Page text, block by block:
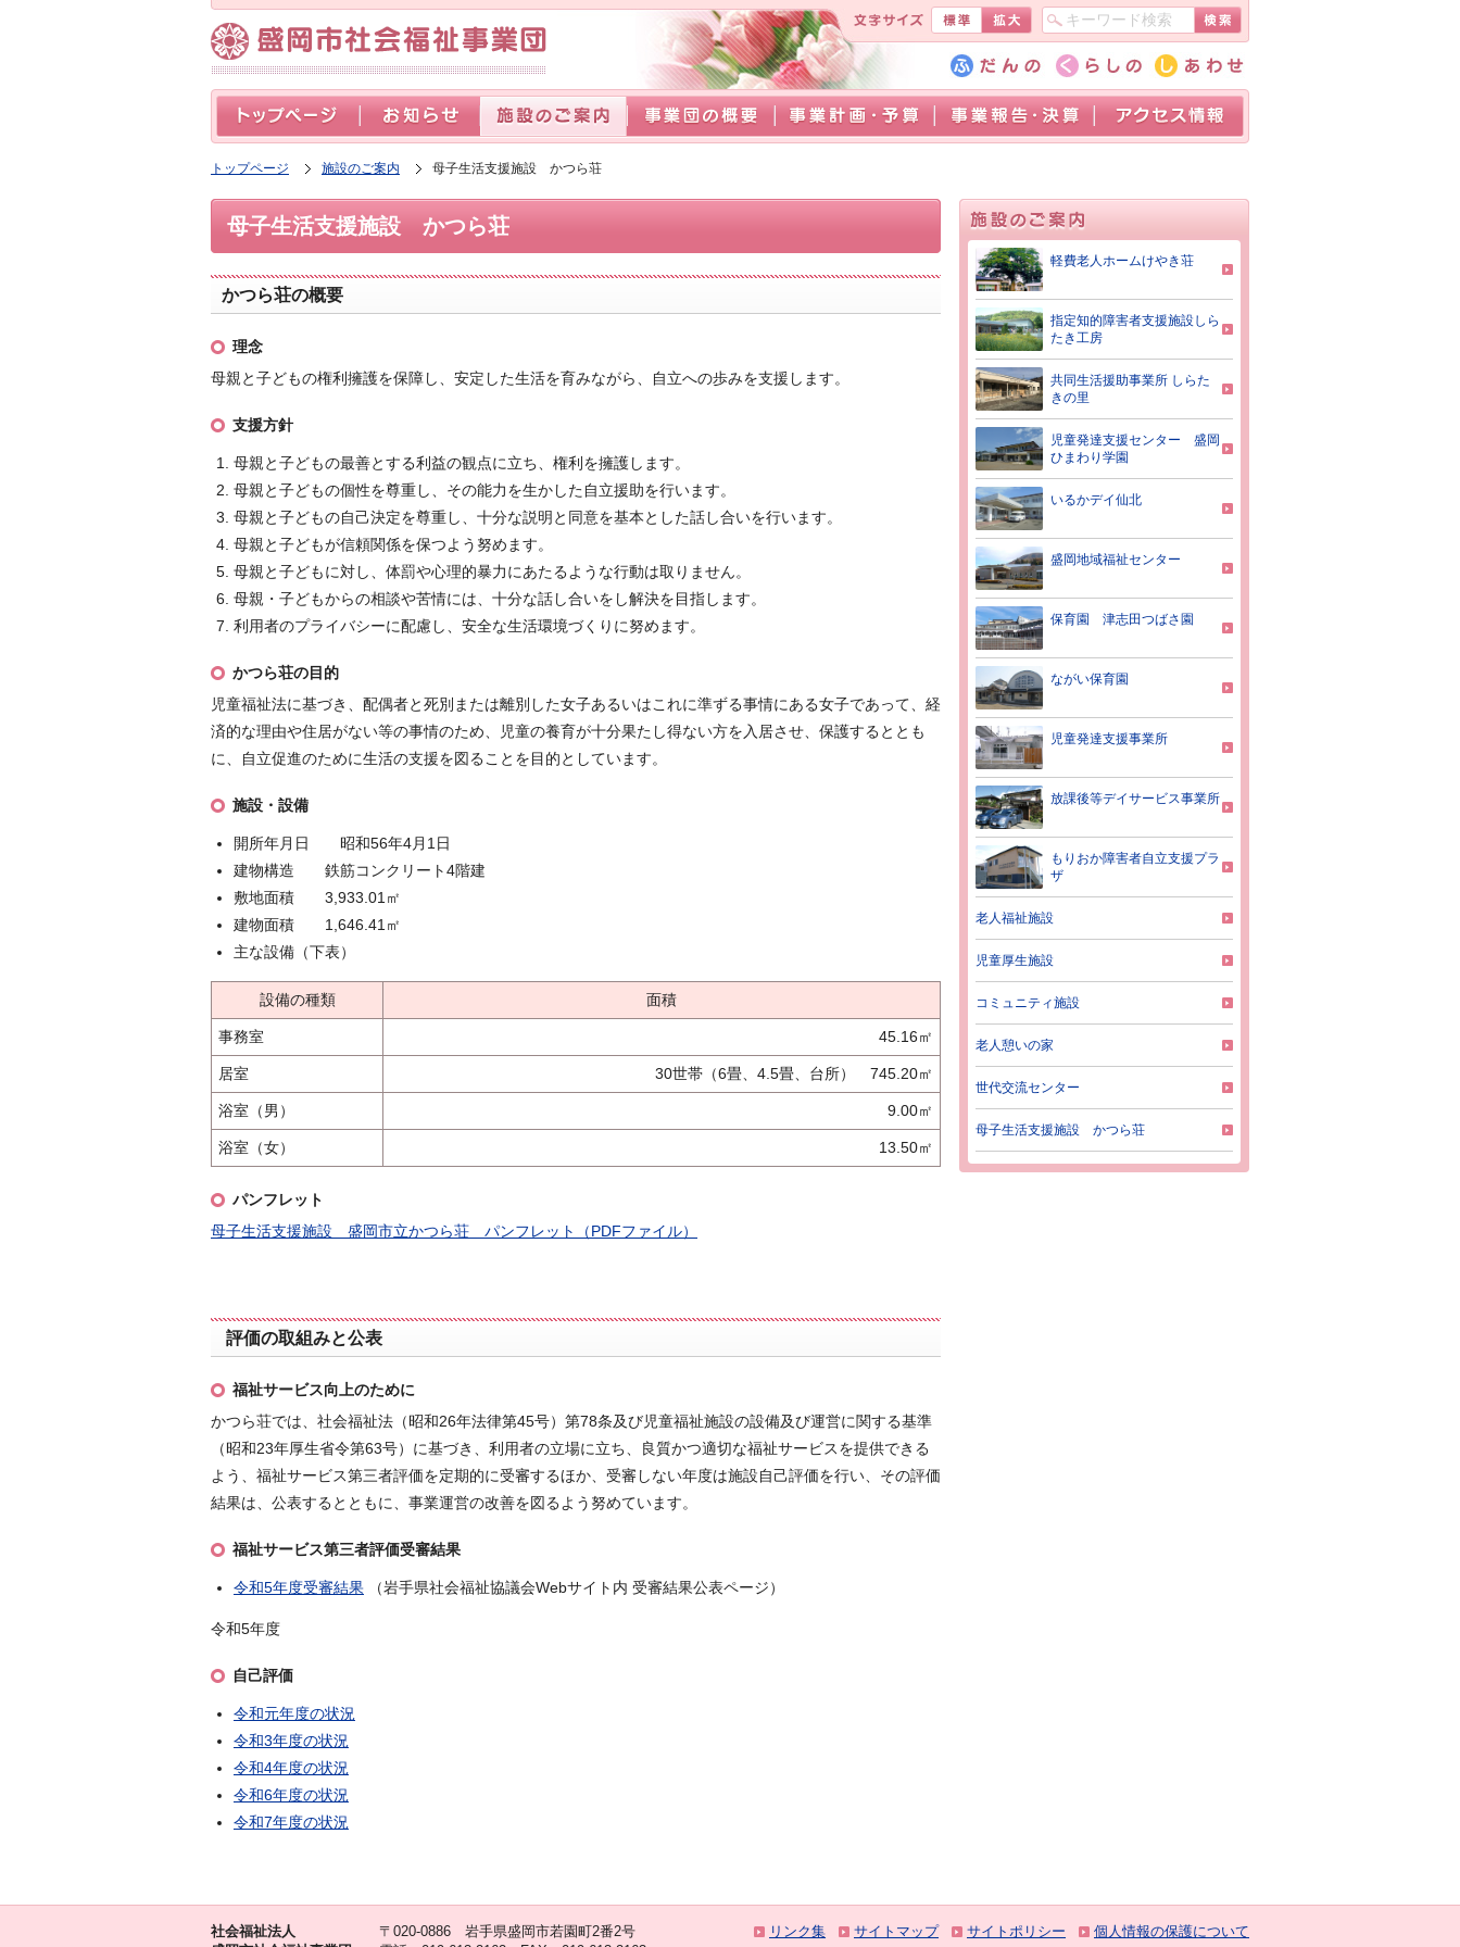
母子生活支援施設 かつら荘
トップページ 施設のご案内 母子生活支援施設 かつら荘
かつら荘の概要
理念
母親と子どもの権利擁護を保障し、安定した生活を育みながら、自立への歩みを支援します。
支援方針
母親と子どもの最善とする利益の観点に立ち、権利を擁護します。
母親と子どもの個性を尊重し、その能力を生かした自立援助を行います。
母親と子どもの自己決定を尊重し、十分な説明と同意を基本とした話し合いを行います。
母親と子どもが信頼関係を保つよう努めます。
母親と子どもに対し、体罰や心理的暴力にあたるような行動は取りません。
母親・子どもからの相談や苦情には、十分な話し合いをし解決を目指します。
利用者のプライバシーに配慮し、安全な生活環境づくりに努めます。
かつら荘の目的
児童福祉法に基づき、配偶者と死別または離別した女子あるいはこれに準ずる事情にある女子であって、経
済的な理由や住居がない等の事情のため、児童の養育が十分果たし得ない方を入居させ、保護するととも
に、自立促進のために生活の支援を図ることを目的としています。
施設・設備
開所年月日 昭和56年4月1日
建物構造 鉄筋コンクリート4階建
敷地面積 3,933.01㎡
建物面積 1,646.41㎡
主な設備（下表）
設備の種類 面積
事務室 45.16㎡
居室 30世帯（6畳、4.5畳、台所） 745.20㎡
浴室（男） 9.00㎡
浴室（女） 13.50㎡
パンフレット
母子生活支援施設 盛岡市立かつら荘 パンフレット（PDFファイル）
評価の取組みと公表
福祉サービス向上のために
かつら荘では、社会福祉法（昭和26年法律第45号）第78条及び児童福祉施設の設備及び運営に関する基準
（昭和23年厚生省令第63号）に基づき、利用者の立場に立ち、良質かつ適切な福祉サービスを提供できる
よう、福祉サービス第三者評価を定期的に受審するほか、受審しない年度は施設自己評価を行い、その評価
結果は、公表するとともに、事業運営の改善を図るよう努めています。
福祉サービス第三者評価受審結果
令和5年度受審結果（岩手県社会福祉協議会Webサイト内 受審結果公表ページ）
令和5年度
自己評価
令和元年度の状況
令和3年度の状況
令和4年度の状況
令和6年度の状況
令和7年度の状況
軽費老人ホームけやき荘
指定知的障害者支援施設しら
たき工房
共同生活援助事業所 しらた
きの里
児童発達支援センター 盛岡
ひまわり学園
いるかデイ仙北
盛岡地域福祉センター
保育園 津志田つばさ園
ながい保育園
児童発達支援事業所
放課後等デイサービス事業所
もりおか障害者自立支援プラ
ザ
老人福祉施設
児童厚生施設
コミュニティ施設
老人憩いの家
世代交流センター
母子生活支援施設 かつら荘
社会福祉法人
〒020-0886 岩手県盛岡市若園町2番2号
リンク集 サイトマップ サイトポリシー 個人情報の保護について